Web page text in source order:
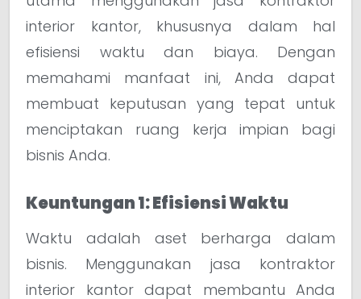
interior kantor, khususnya dalam hal
efisiensi waktu dan biaya. Dengan
memahami manfaat ini, Anda dapat
membuat keputusan yang tepat untuk
menciptakan ruang kerja impian bagi
bisnis Anda.
Keuntungan 1: Efisiensi Waktu
Waktu adalah aset berharga dalam
bisnis. Menggunakan jasa kontraktor
interior kantor dapat membantu Anda